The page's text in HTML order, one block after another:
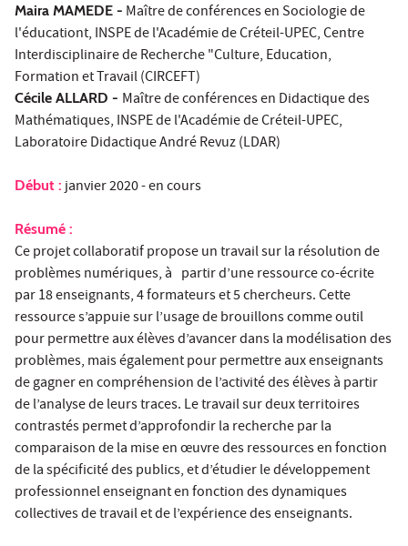
Maira MAMEDE - Maître de conférences en Sociologie de
l'éducationt, INSPE de l'Académie de Créteil-UPEC, Centre
Interdisciplinaire de Recherche "Culture, Education,
Formation et Travail (CIRCEFT)
Cécile ALLARD - Maître de conférences en Didactique des
Mathématiques, INSPE de l'Académie de Créteil-UPEC,
Laboratoire Didactique André Revuz (LDAR)
Début :janvier 2020 - en cours
Résumé :
Ce projet collaboratif propose un travail sur la résolution de
problèmes numériques, à partir d’une ressource co-écrite
par 18 enseignants, 4 formateurs et 5 chercheurs. Cette
ressource s’appuie sur l’usage de brouillons comme outil
pour permettre aux élèves d’avancer dans la modélisation des
problèmes, mais également pour permettre aux enseignants
de gagner en compréhension de l’activité des élèves à partir
de l’analyse de leurs traces. Le travail sur deux territoires
contrastés permet d’approfondir la recherche par la
comparaison de la mise en œuvre des ressources en fonction
de la spécificité des publics, et d’étudier le développement
professionnel enseignant en fonction des dynamiques
collectives de travail et de l’expérience des enseignants.